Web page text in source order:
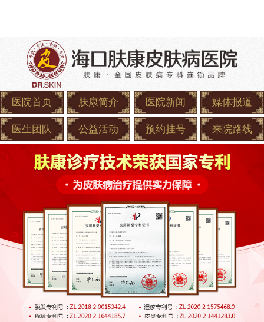
医院首页 肤康简介 医院新闻 媒体报道
医生团队 公益活动 预约挂号 来院路线